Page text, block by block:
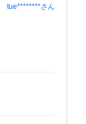
tue********さん